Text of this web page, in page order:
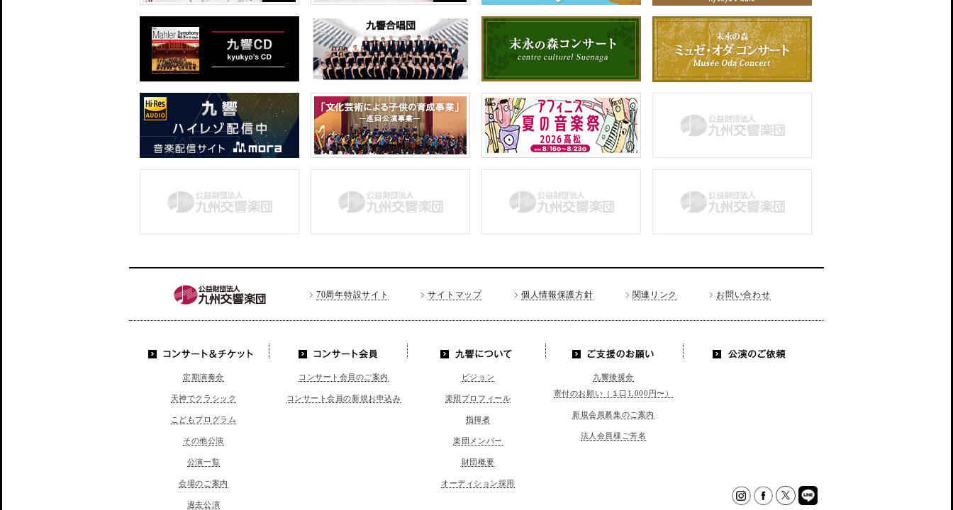
70周年特設サイト サイトマップ 個人情報保護方針 関連リンク
お問い合わせ
て
定期演奏会
天神でクラシック
こどもプログラム
その他公演
公演一覧
会場のご案内
過去公演
コンサート会員のご案内
コンサート会員の新規お申込み
ビジョン
楽団プロフィール
指揮者
楽団メンバー
財団概要
オーディション採用
九響後援会
寄付のお願い（１口1,000円〜）
新規会員募集のご案内
法人会員様ご芳名